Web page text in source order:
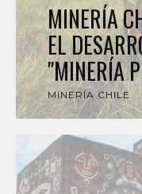
MINERÍA
EL
"MINERÍA
MINERÍA CHILE